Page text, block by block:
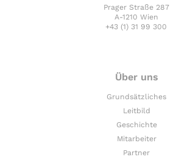
Prager Straße 287
A-1210 Wien
+43 (1) 31 99 300
Über uns
Grundsätzliches
Leitbild
Geschichte
Mitarbeiter
Partner